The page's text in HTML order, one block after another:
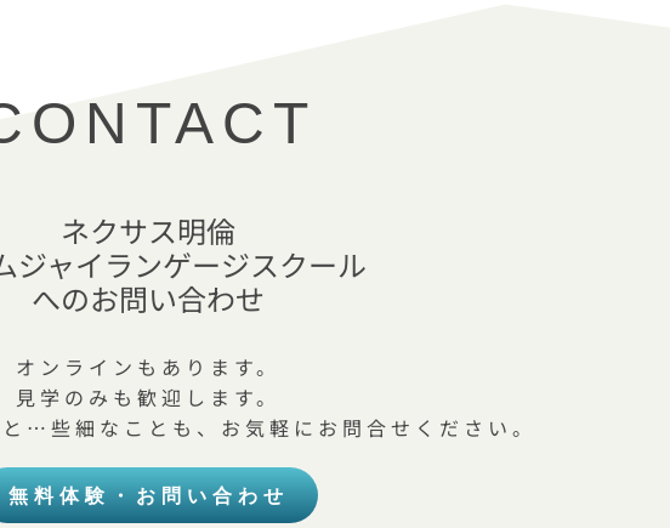
ネクサス明倫
ジャイランゲージスクール
へのお問い合わせ
オンラインもあります。
見学のみも歓迎します。
…些細なことも、お気軽にお問合せください。
無料体験・お問い合わせ